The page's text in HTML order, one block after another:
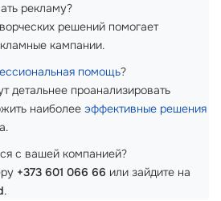
рекламу?
решений помогает
кампании.
помощь?
детальнее проанализировать
наиболее эффективные решения
с вашей компанией?
+373 601 066 66 или зайдите на
.